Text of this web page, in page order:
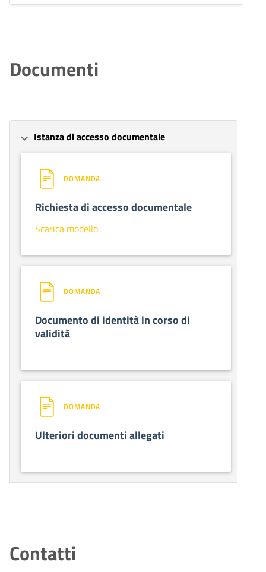
Documenti
Istanza di accesso documentale
DOMANDA
Richiesta di accesso documentale
Scarica modello
DOMANDA
Documento di identità in corso di
validità
DOMANDA
Ulteriori documenti allegati
Contatti